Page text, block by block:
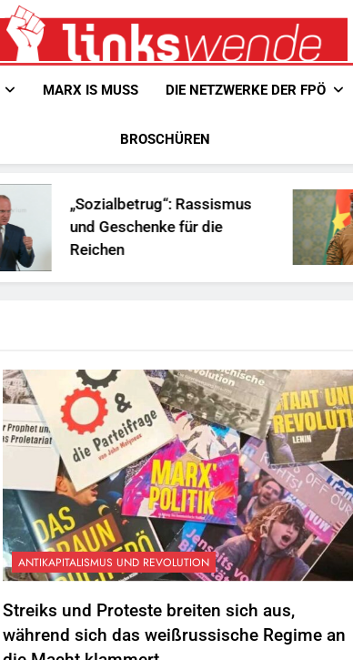
Jetzt!
MARX IS MUSS DIE NETZWERKE DER FPÖ
BROSCHÜREN
„Sozialbetrug“: Rassismus
und Geschenke für die
Reichen
ANTIKAPITALISMUS UND REVOLUTION
Streiks und Proteste breiten sich aus,
während sich das weißrussische Regime an